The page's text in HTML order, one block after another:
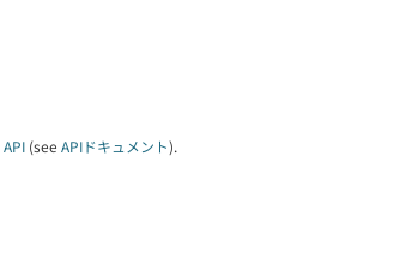
API (see APIドキュメント).